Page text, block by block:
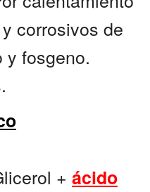
corrosivos de
y fosgeno.
+ ácido